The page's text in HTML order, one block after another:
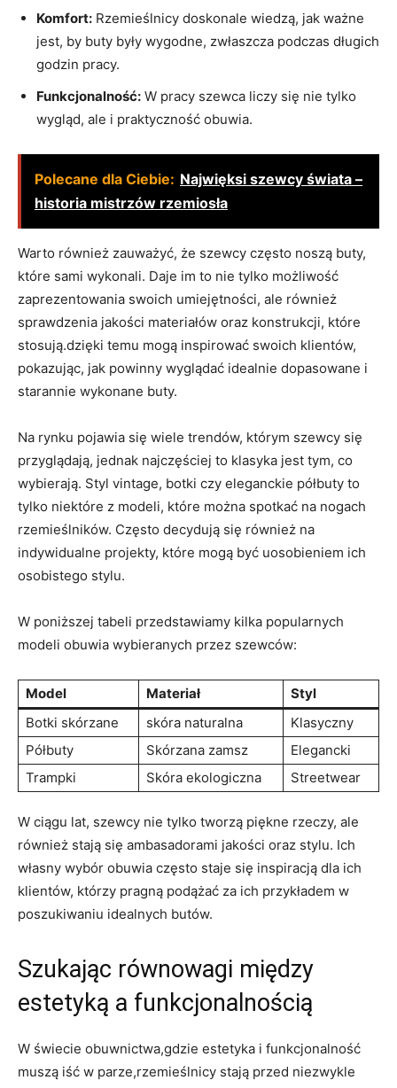
Komfort: Rzemieślnicy doskonale wiedzą, jak ważne
jest, by buty były wygodne, zwłaszcza podczas długich
godzin pracy.
Funkcjonalność: W pracy szewca liczy się nie tylko
wygląd, ale i praktyczność obuwia.
Polecane dla Ciebie: Najwięksi szewcy świata –
historia mistrzów rzemiosła
Warto również zauważyć, że szewcy często noszą buty,
które sami wykonali. Daje im to nie tylko możliwość
zaprezentowania swoich umiejętności, ale również
sprawdzenia jakości materiałów oraz konstrukcji, które
stosują.dzięki temu mogą inspirować swoich klientów,
pokazując, jak powinny wyglądać idealnie dopasowane i
starannie wykonane buty.
Na rynku pojawia się wiele trendów, którym szewcy się
przyglądają, jednak najczęściej to klasyka jest tym, co
wybierają. Styl vintage, botki czy eleganckie półbuty to
tylko niektóre z modeli, które można spotkać na nogach
rzemieślników. Często decydują się również na
indywidualne projekty, które mogą być uosobieniem ich
osobistego stylu.
W poniższej tabeli przedstawiamy kilka popularnych
modeli obuwia wybieranych przez szewców:
Model Materiał
Styl
Botki skórzane
skóra naturalna
Klasyczny
Półbuty
Skórzana zamsz
Elegancki
Trampki
Skóra ekologiczna Streetwear
W ciągu lat, szewcy nie tylko tworzą piękne rzeczy, ale
również stają się ambasadorami jakości oraz stylu. Ich
własny wybór obuwia często staje się inspiracją dla ich
klientów, którzy pragną podążać za ich przykładem w
poszukiwaniu idealnych butów.
Szukając równowagi między
estetyką a funkcjonalnością
W świecie obuwnictwa,gdzie estetyka i funkcjonalność
muszą iść w parze,rzemieślnicy stają przed niezwykle